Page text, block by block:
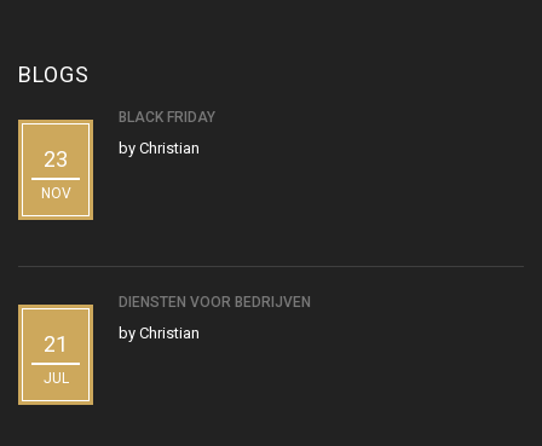
BLOGS
23
NOV
BLACK FRIDAY
by Christian
21
JUL
DIENSTEN VOOR BEDRIJVEN
by Christian